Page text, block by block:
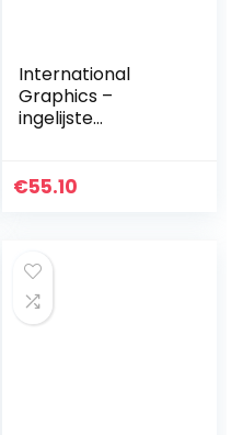
International
Graphics –
ingelijste
‘Hot Margarita – 31
€55.10